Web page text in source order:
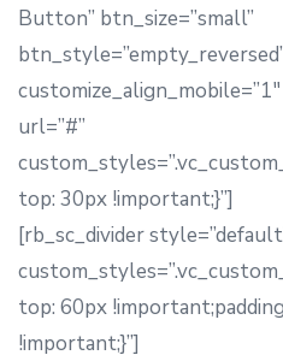
Button” btn_size=”small”
url=”#”
top: 30px !important;}”]
[rb_sc_divider
top: 60px
!important;}”]